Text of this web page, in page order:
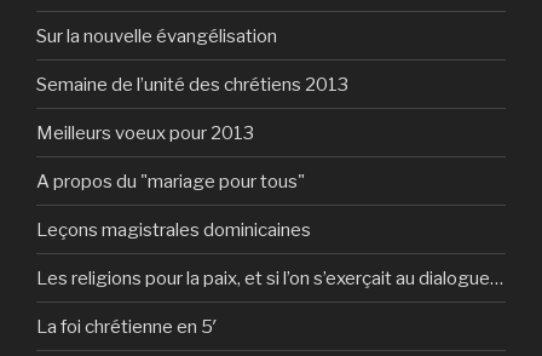
Sur la nouvelle évangélisation
Semaine de l’unité des chrétiens 2013
Meilleurs voeux pour 2013
A propos du "mariage pour tous"
Leçons magistrales dominicaines
Les religions pour la paix, et si l’on s’exerçait au dialogue…
La foi chrétienne en 5′